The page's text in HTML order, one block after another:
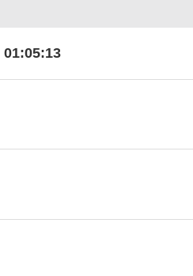
01:05:12